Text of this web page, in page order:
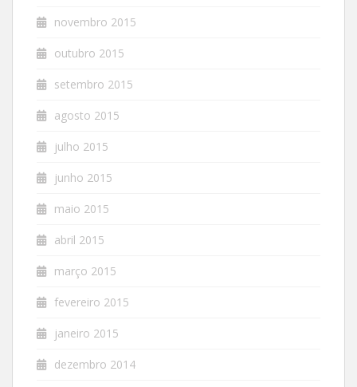
novembro 2015
outubro 2015
setembro 2015
agosto 2015
julho 2015
junho 2015
maio 2015
abril 2015
março 2015
fevereiro 2015
janeiro 2015
dezembro 2014